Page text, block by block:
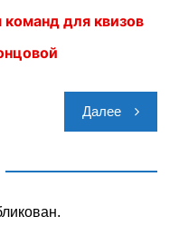
для квизов
Далее